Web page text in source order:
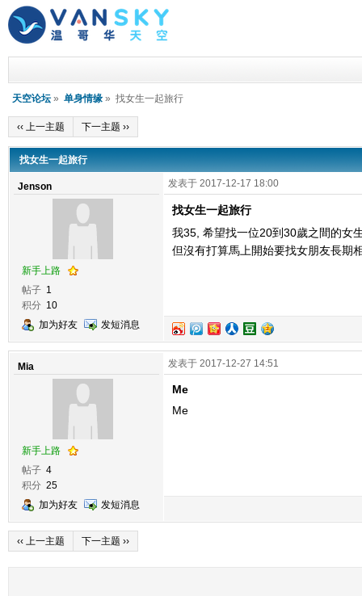
天空论坛 » 单身情缘 » 找女生一起旅行
‹‹ 上一主题 下一主题 ››
找女生一起旅行
Jenson
新手上路
帖子 1
积分 10
加为好友
发短消息
发表于 2017-12-17 18:00
找女生一起旅行
我35, 希望找一位20到30歲之間的女
但沒有打算馬上開始要找女朋友長期
Mia
新手上路
帖子 4
积分 25
加为好友
发短消息
发表于 2017-12-27 14:51
Me
Me
‹‹ 上一主题 下一主题 ››